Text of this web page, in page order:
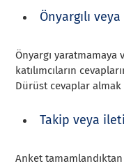
Önyargılı
Önyargı yaratmamaya
katılımcıların
Dürüst cevaplar almak
Takip veya
Anket